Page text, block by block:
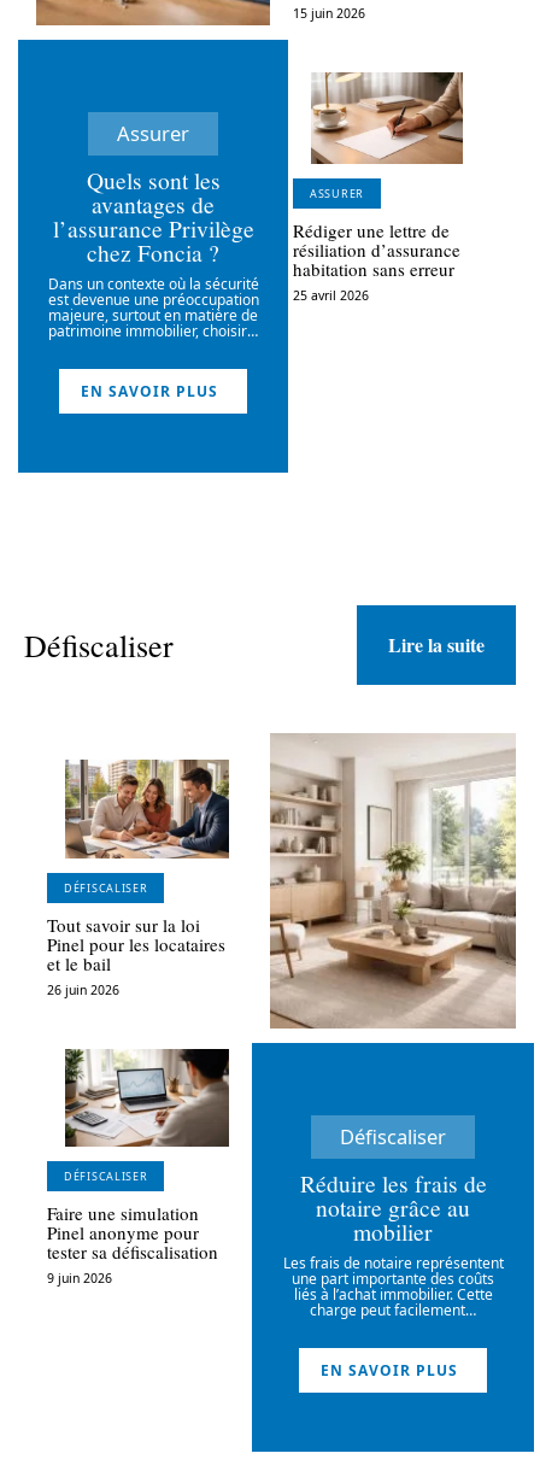
Assurer
Quels sont les
avantages de
l’assurance Privilège
chez Foncia ?
Dans un contexte où la sécurité
est devenue une préoccupation
majeure, surtout en matière de
patrimoine immobilier, choisir…
EN SAVOIR PLUS
15 juin 2026
ASSURER
Rédiger une lettre de
résiliation d’assurance
habitation sans erreur
25 avril 2026
Défiscaliser Lire la suite
DÉFISCALISER
Tout savoir sur la loi
Pinel pour les locataires
et le bail
26 juin 2026
DÉFISCALISER
Faire une simulation
Pinel anonyme pour
tester sa défiscalisation
9 juin 2026
Défiscaliser
Réduire les frais de
notaire grâce au
mobilier
Les frais de notaire représentent
une part importante des coûts
liés à l’achat immobilier. Cette
charge peut facilement…
EN SAVOIR PLUS